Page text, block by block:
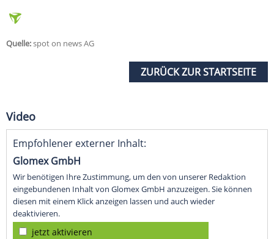
Quelle:spot on news AG
ZURÜCK ZUR STARTSEITE
Video
Empfohlener externer Inhalt:
Glomex GmbH
Wir benötigen Ihre Zustimmung, um den von unserer Redaktion
eingebundenen Inhalt von Glomex GmbH anzuzeigen. Sie können
diesen mit einem Klick anzeigen lassen und auch wieder
deaktivieren.
jetzt aktivieren